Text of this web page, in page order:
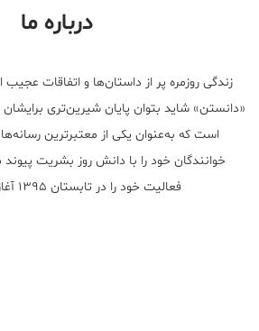
درباره ما
زندگی روزمره پر از داستان‌ها و اتفاقات
«دانستن» شاید بتوان پایان شیرین‌تری
است که به‌عنوان یکی از معتبر‌ترین
خوانندگان خود را با دانش روز بشریت
فعالیت خود را در تابستان ۱۳۹۵ آغاز نموده است.